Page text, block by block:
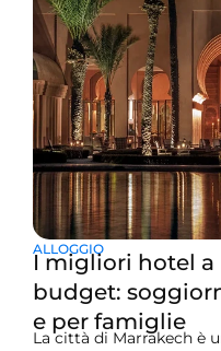
ALLOGGIO
I migliori hotel a
budget:
e per famiglie
La città di Marrakech è